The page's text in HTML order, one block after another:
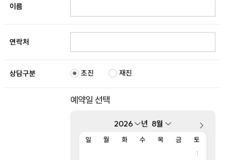
이름
연락처
상담구분 초진 재진
예약일 선택
년
일 월 화 수 목 금
토
1